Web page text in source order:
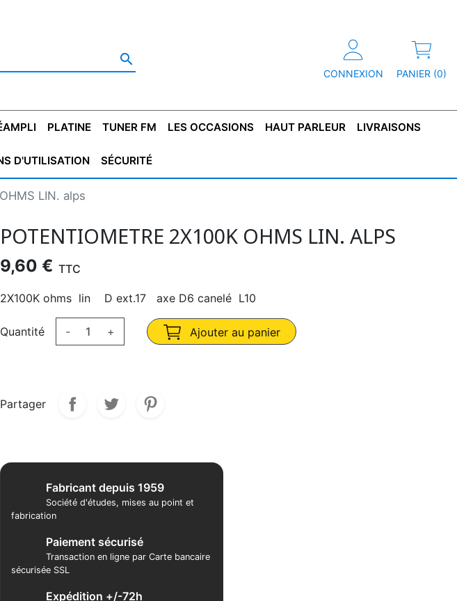

CONNEXION PANIER (0)
CONDENSATEUR
NON POLARISÉ
TRANSFO LINE
PLATINE TUNER FM LES OCCASIONS
TUNER
HAUT PARLEUR LIVRAISONS
D'UTILISATION SÉCURITÉ
LIN. alps
POTENTIOMETRE 2X100K OHMS LIN. ALPS
9,60 € TTC
2X100K ohms lin D ext.17 axe D6 canelé L10
Quantité - + Ajouter au panier
Partager
Fabricant depuis 1959
Société d'études, mises au point et
fabrication
Paiement sécurisé
Transaction en ligne par Carte bancaire
sécurisée SSL
Expédition +/-72h